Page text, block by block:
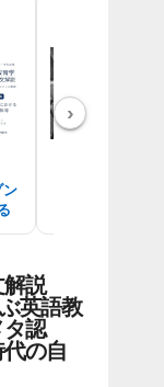
ン
›
説
英語教
認
の自